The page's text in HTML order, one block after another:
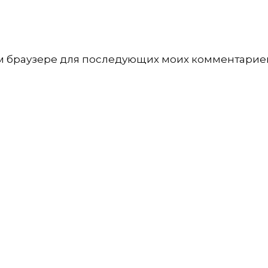
браузере для последующих моих